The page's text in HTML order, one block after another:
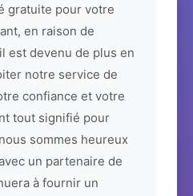
gratuite pour votre
en raison de
est devenu de plus en
notre service de
confiance et votre
tout signifié pour
sommes heureux
un partenaire de
à fournir un